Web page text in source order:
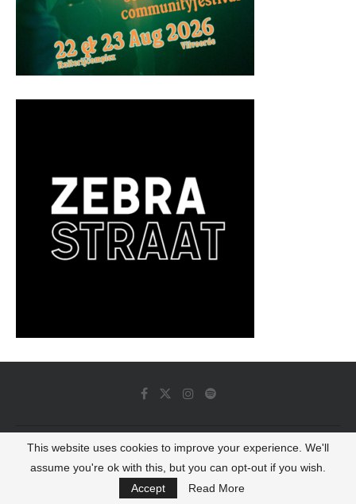
© 2022 - Luminous Dash All Rights Reserved
BACK TO TOP
This website uses cookies to improve your experience. We'll
assume you're ok with this, but you can opt-out if you wish.
Accept
Read More